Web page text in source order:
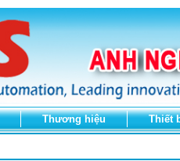
Thương hiệu Thiết